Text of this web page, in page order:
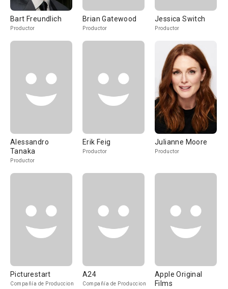
Bart Freundlich
Productor
Brian Gatewood
Productor
Jessica Switch
Productor
Alessandro
Tanaka
Productor
Erik Feig
Productor
Julianne Moore
Productor
Picturestart
Compañía de Produccion
A24
Compañía de Produccion
Apple Original
Films